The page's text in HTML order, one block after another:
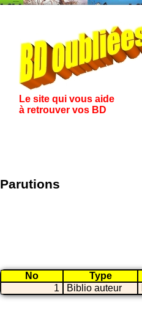
Le site qui vous aide
à retrouver vos BD
Parutions
No Type
1
Biblio auteur